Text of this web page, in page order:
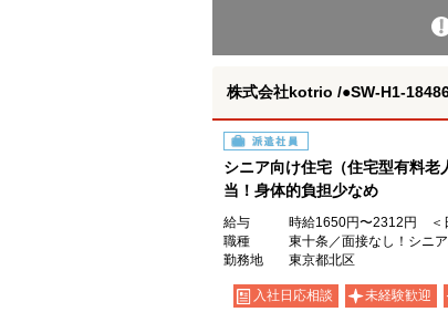
株式会社kotrio /●SW-H1-
派遣社員
シニア向け住宅（住宅型有料
当！身体的負担少なめ
給与
時給1650円〜2312円 ＜
職種
東十条／面接なし！シニ
勤務地
東京都北区
入社日応相談 未経験歓迎